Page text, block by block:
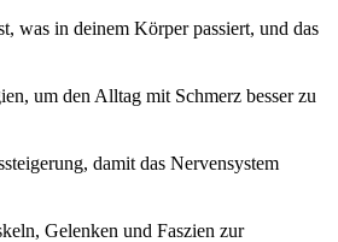
was in deinem Körper passiert, und das
um den Alltag mit Schmerz besser zu
damit das Nervensystem
Gelenken und Faszien zur